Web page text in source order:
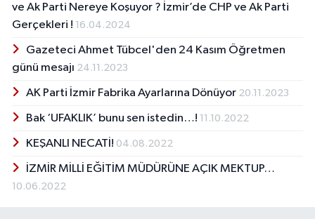
ve Ak Parti Nereye Koşuyor ? İzmir’de CHP ve Ak Parti
Gerçekleri ! 16.04.2024
Gazeteci Ahmet Tübcel'den 24 Kasım Öğretmen
günü mesajı 24.11.2023
AK Parti İzmir Fabrika Ayarlarına Dönüyor 20.11.2023
Bak ‘UFAKLIK’ bunu sen istedin…! 11.10.2022
KEŞANLI NECATİ! 04.08.2022
İZMİR MİLLİ EĞİTİM MÜDÜRÜNE AÇIK MEKTUP…
10.06.2022